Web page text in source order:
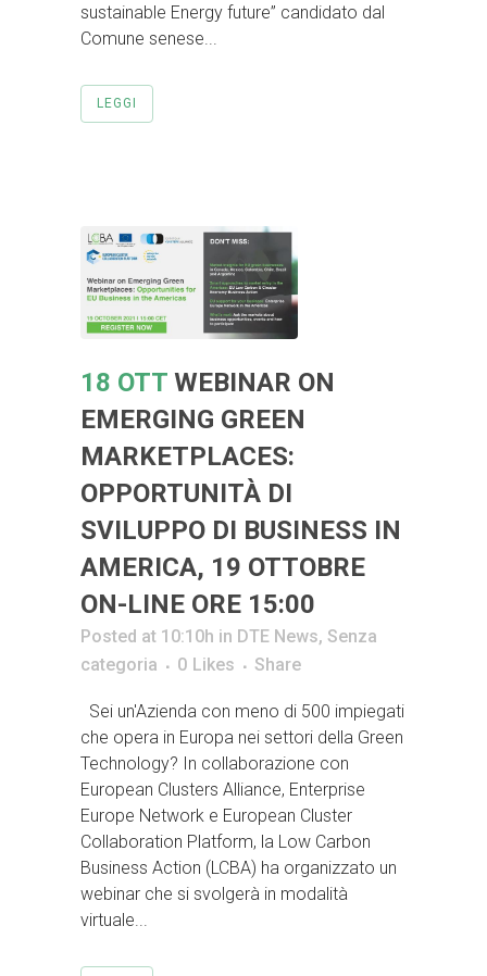
sustainable Energy future” candidato dal
Comune senese...
LEGGI
18 OTT WEBINAR ON
EMERGING GREEN
MARKETPLACES:
OPPORTUNITÀ DI
SVILUPPO DI BUSINESS IN
AMERICA, 19 OTTOBRE
ON-LINE ORE 15:00
Posted at 10:10h in DTE News, Senza
categoria
0 Likes Share
Sei un'Azienda con meno di 500 impiegati
che opera in Europa nei settori della Green
Technology? In collaborazione con
European Clusters Alliance, Enterprise
Europe Network e European Cluster
Collaboration Platform, la Low Carbon
Business Action (LCBA) ha organizzato un
webinar che si svolgerà in modalità
virtuale...